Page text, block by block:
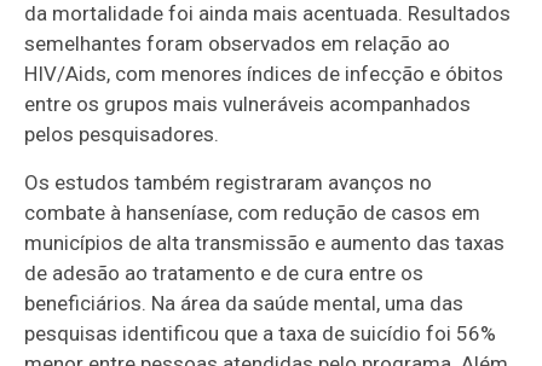
da mortalidade foi ainda mais acentuada. Resultados
semelhantes foram observados em relação ao
HIV/Aids, com menores índices de infecção e óbitos
entre os grupos mais vulneráveis acompanhados
pelos pesquisadores.
Os estudos também registraram avanços no
combate à hanseníase, com redução de casos em
municípios de alta transmissão e aumento das taxas
de adesão ao tratamento e de cura entre os
beneficiários. Na área da saúde mental, uma das
pesquisas identificou que a taxa de suicídio foi 56%